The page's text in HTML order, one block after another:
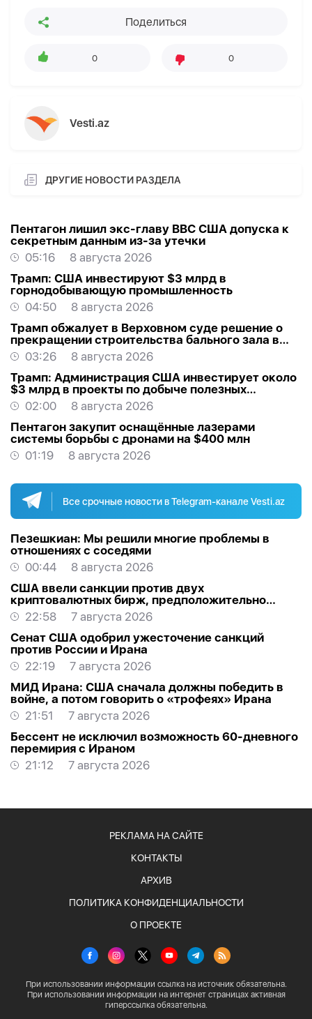
Поделиться
0 0
Vesti.az
ДРУГИЕ НОВОСТИ РАЗДЕЛА
Пентагон лишил экс-главу ВВС США допуска к
секретным данным из-за утечки
05:16
8 августа 2026
Трамп: США инвестируют $3 млрд в
горнодобывающую промышленность
04:50
8 августа 2026
Трамп обжалует в Верховном суде решение о
прекращении строительства бального зала в
Белом доме
03:26
8 августа 2026
Трамп: Администрация США инвестирует около
$3 млрд в проекты по добыче полезных
ископаемых
02:00
8 августа 2026
Пентагон закупит оснащённые лазерами
системы борьбы с дронами на $400 млн
01:19
8 августа 2026
Все срочные новости в Telegram-канале Vesti.az
Пезешкиан: Мы решили многие проблемы в
отношениях с соседями
00:44
8 августа 2026
США ввели санкции против двух
криптовалютных бирж, предположительно
оказывавших финансовую помощь Ирану
22:58
7 августа 2026
Сенат США одобрил ужесточение санкций
против России и Ирана
22:19
7 августа 2026
МИД Ирана: США сначала должны победить в
войне, а потом говорить о «трофеях» Ирана
21:51
7 августа 2026
Бессент не исключил возможность 60-дневного
перемирия с Ираном
21:12
7 августа 2026
РЕКЛАМА НА САЙТЕ
КОНТАКТЫ
АРХИВ
ПОЛИТИКА КОНФИДЕНЦИАЛЬНОСТИ
О ПРОЕКТЕ
При использовании информации ссылка на источник обязательна.
При использовании информации на интернет страницах активная
гиперссылка обязательна.